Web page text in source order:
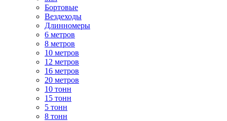
Бортовые
Вездеходы
Длинномеры
6 метров
8 метров
10 метров
12 метров
16 метров
20 метров
10 тонн
15 тонн
5 тонн
8 тонн